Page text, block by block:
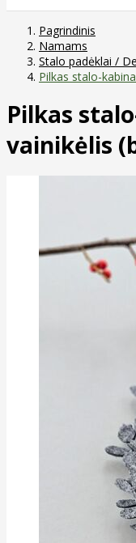
Pagrindinis
Namams
Stalo padėklai /
Pilkas stalo-
Pilkas
vainikėlis